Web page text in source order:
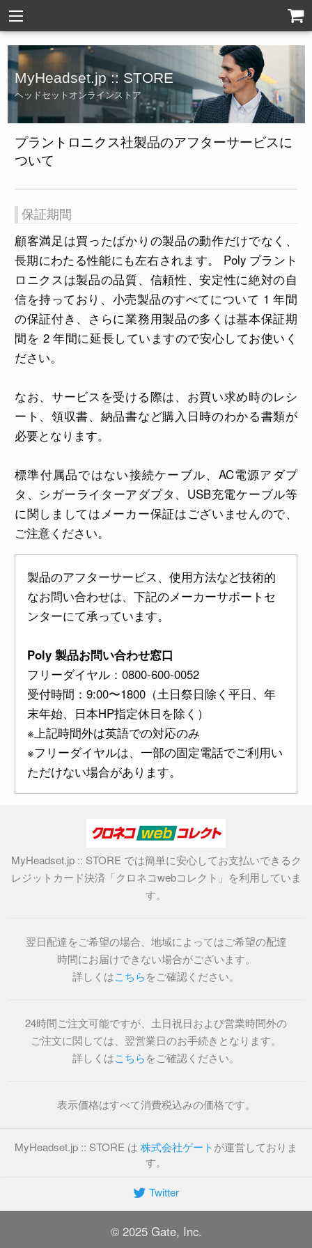
MyHeadset.jp :: STORE
ヘッドセットオンラインストア
プラントロニクス社製品のアフターサービスに
ついて
保証期間
顧客満足は買ったばかりの製品の動作だけでなく、
長期にわたる性能にも左右されます。 Poly プラント
ロニクスは製品の品質、信頼性、安定性に絶対の自
信を持っており、小売製品のすべてについて 1 年間
の保証付き、さらに業務用製品の多くは基本保証期
間を 2 年間に延長していますので安心してお使いく
ださい。
なお、サービスを受ける際は、お買い求め時のレシ
ート、領収書、納品書など購入日時のわかる書類が
必要となります。
標準付属品ではない接続ケーブル、AC電源アダプ
タ、シガーライターアダプタ、USB充電ケーブル等
に関しましてはメーカー保証はございませんので、
ご注意ください。
製品のアフターサービス、使用方法など技術的
なお問い合わせは、下記のメーカーサポートセ
ンターにて承っています。
Poly 製品お問い合わせ窓口
フリーダイヤル：0800-600-0052
受付時間：9:00〜1800（土日祭日除く平日、年
末年始、日本HP指定休日を除く）
※上記時間外は英語での対応のみ
※フリーダイヤルは、一部の固定電話でご利用い
ただけない場合があります。
MyHeadset.jp :: STORE では簡単に安心してお支払いできるク
レジットカード決済「クロネコwebコレクト」を利用していま
す。
翌日配達をご希望の場合、地域によってはご希望の配達
時間にお届けできない場合がございます。
詳しくはこちらをご確認ください。
24時間ご注文可能ですが、土日祝日および営業時間外の
ご注文に関しては、翌営業日のお手続きとなります。
詳しくはこちらをご確認ください。
表示価格はすべて消費税込みの価格です。
MyHeadset.jp :: STORE は 株式会社ゲートが運営しておりま
す。
Twitter
© 2025 Gate, Inc.